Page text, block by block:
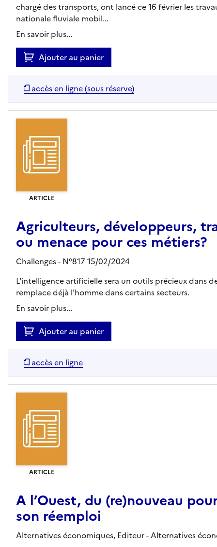
chargé des transports, ont lancé ce 16 février les
nationale fluviale mobil...
En savoir plus...
Ajouter au panier
accès en ligne (sous réserve)
ARTICLE
Agriculteurs, développeurs,
ou menace pour ces métiers?
Challenges - N°817 15/02/2024
L'intelligence artificielle sera un outils précieux dans
remplace déjà l'homme dans certains secteurs.
En savoir plus...
Ajouter au panier
accès en ligne
ARTICLE
A l’Ouest, du (re)nouveau
son réemploi
Alternatives économiques, Editeur- Alternatives